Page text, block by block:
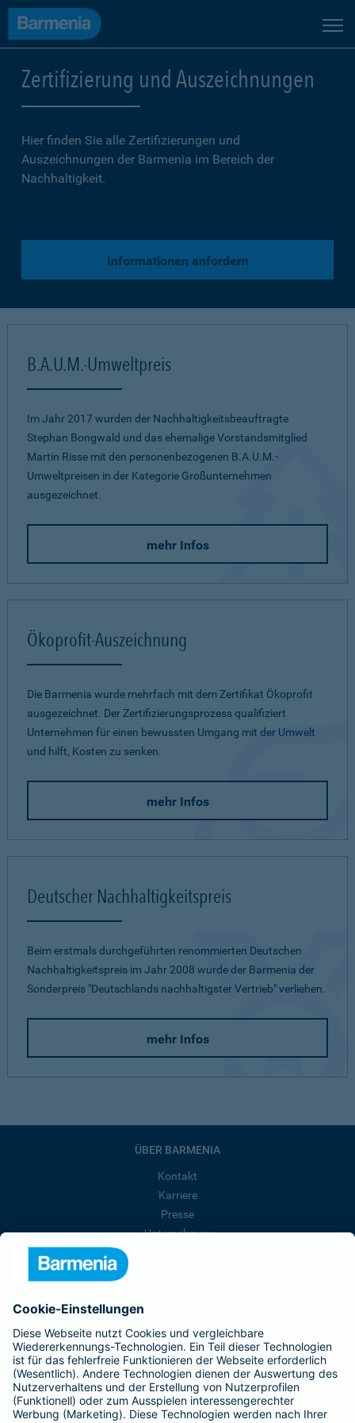
Zertifizierung und Auszeichnungen
Hier finden Sie alle Zertifizierungen und
Auszeichnungen der Barmenia im Bereich der
Nachhaltigkeit.
Informationen anfordern
B.A.U.M.-Umweltpreis
Im Jahr 2017 wurden der Nachhaltigkeitsbeauftragte
Stephan Bongwald und das ehemalige Vorstandsmitglied
Martin Risse mit den personenbezogenen B.A.U.M.-
Umweltpreisen in der Kategorie Großunternehmen
ausgezeichnet.
mehr Infos
Ökoprofit-Auszeichnung
Die Barmenia wurde mehrfach mit dem Zertifikat Ökoprofit
ausgezeichnet. Der Zertifizierungsprozess qualifiziert
Unternehmen für einen bewussten Umgang mit der Umwelt
und hilft, Kosten zu senken.
mehr Infos
Deutscher Nachhaltigkeitspreis
Beim erstmals durchgeführten renommierten Deutschen
Nachhaltigkeitspreis im Jahr 2008 wurde der Barmenia der
Sonderpreis "Deutschlands nachhaltigster Vertrieb" verliehen.
mehr Infos
ÜBER BARMENIA
Kontakt
Karriere
Presse
Unternehmen
Affiliate-Partner werden
Kranken-Zusatzversicherung
Tierversicherungen
Haftpflichtversicherung
Hausratversicherung